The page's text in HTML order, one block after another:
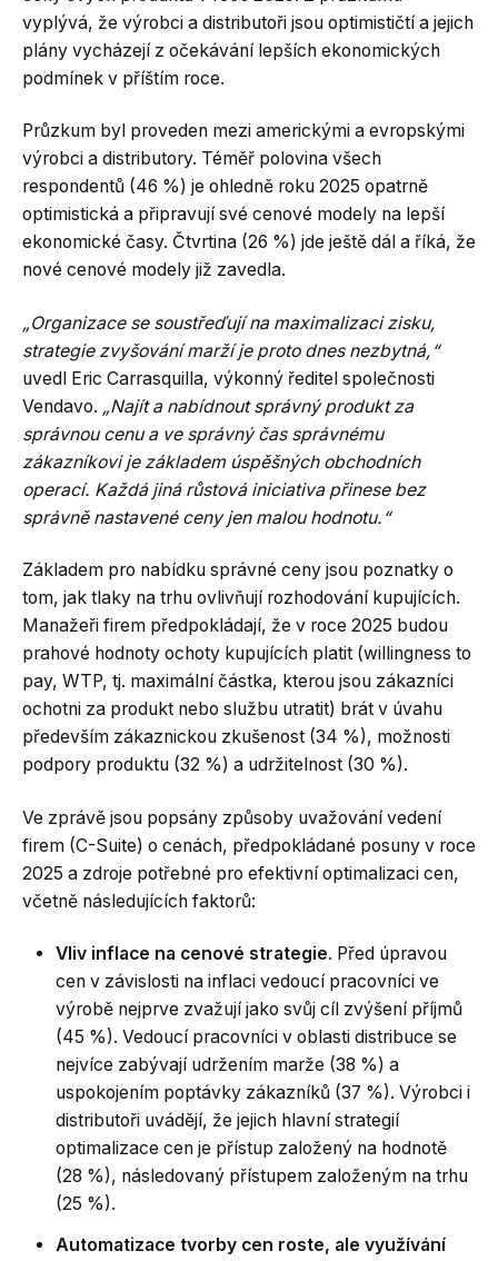
vyplývá, že výrobci a distributoři jsou optimističtí a jejich
plány vycházejí z očekávání lepších ekonomických
podmínek v příštím roce.
Průzkum byl proveden mezi americkými a evropskými
výrobci a distributory. Téměř polovina všech
respondentů (46 %) je ohledně roku 2025 opatrně
optimistická a připravují své cenové modely na lepší
ekonomické časy. Čtvrtina (26 %) jde ještě dál a říká, že
nové cenové modely již zavedla.
„Organizace se soustřeďují na maximalizaci zisku,
strategie zvyšování marží je proto dnes nezbytná,“
uvedl Eric Carrasquilla, výkonný ředitel společnosti
Vendavo. „Najít a nabídnout správný produkt za
správnou cenu a ve správný čas správnému
zákazníkovi je základem úspěšných obchodních
operací. Každá jiná růstová iniciativa přinese bez
správně nastavené ceny jen malou hodnotu.“
Základem pro nabídku správné ceny jsou poznatky o
tom, jak tlaky na trhu ovlivňují rozhodování kupujících.
Manažeři firem předpokládají, že v roce 2025 budou
prahové hodnoty ochoty kupujících platit (willingness to
pay, WTP, tj. maximální částka, kterou jsou zákazníci
ochotni za produkt nebo službu utratit) brát v úvahu
především zákaznickou zkušenost (34 %), možnosti
podpory produktu (32 %) a udržitelnost (30 %).
Ve zprávě jsou popsány způsoby uvažování vedení
firem (C-Suite) o cenách, předpokládané posuny v roce
2025 a zdroje potřebné pro efektivní optimalizaci cen,
včetně následujících faktorů:
Vliv inflace na cenové strategie. Před úpravou
cen v závislosti na inflaci vedoucí pracovníci ve
výrobě nejprve zvažují jako svůj cíl zvýšení příjmů
(45 %). Vedoucí pracovníci v oblasti distribuce se
nejvíce zabývají udržením marže (38 %) a
uspokojením poptávky zákazníků (37 %). Výrobci i
distributoři uvádějí, že jejich hlavní strategií
optimalizace cen je přístup založený na hodnotě
(28 %), následovaný přístupem založeným na trhu
(25 %).
Automatizace tvorby cen roste, ale využívání